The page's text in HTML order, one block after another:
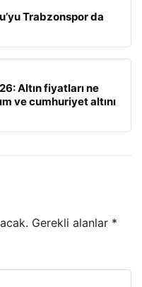
Trabzonspor da
Altın fiyatları ne
ve cumhuriyet altını
Gerekli alanlar *